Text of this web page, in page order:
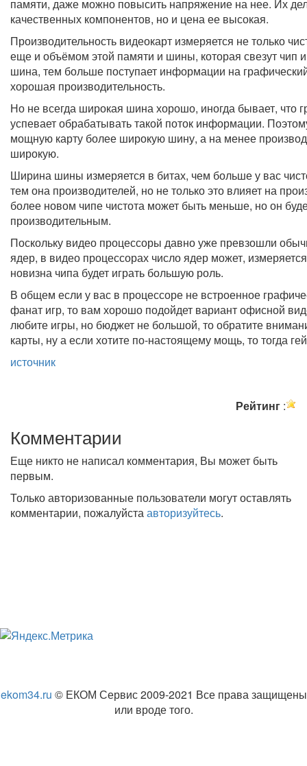
памяти, даже можно повысить напряжение на нее. Их
качественных компонентов, но и цена ее высокая.
Производительность видеокарт измеряется не только
еще и объёмом этой памяти и шины, которая свезут чип
шина, тем больше поступает информации на
хорошая производительность.
Но не всегда широкая шина хорошо, иногда бывает, что
успевает обрабатывать такой поток информации.
мощную карту более широкую шину, а на менее
широкую.
Ширина шины измеряется в битах, чем больше у вас
тем она производителей, но не только это влияет на
более новом чипе чистота может быть меньше, но он
производительным.
Поскольку видео процессоры давно уже превзошли
ядер, в видео процессорах число ядер может,
новизна чипа будет играть большую роль.
В общем если у вас в процессоре не встроенное
фанат игр, то вам хорошо подойдет вариант офисной
любите игры, но бюджет не большой, то обратите
карты, ну а если хотите по-настоящему мощь, то тогда
источник
Рейтинг :
Комментарии
Еще никто не написал комментария, Вы может быть
первым.
Только авторизованные пользователи могут оставлять
комментарии, пожалуйстаавторизуйтесь.
ekom34.ru © ЕКОМ Сервис 2009-2021 Все права защищены
или вроде того.